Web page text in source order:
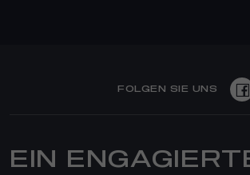
FOLGEN SIE UNS
EIN